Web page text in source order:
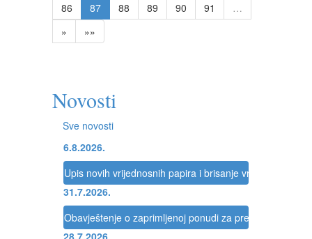
86
87 88 89 90 91
…
»
»»
Novosti
Sve novosti
6.8.2026.
Upis novih vrijednosnih papira i brisanje vrijednosnih
31.7.2026.
Obavještenje o zaprimljenoj ponudi za preuzimanje
28.7.2026.